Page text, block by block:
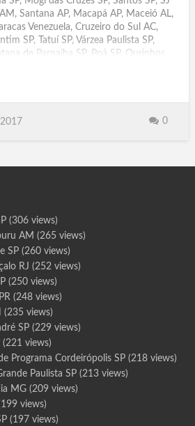
Santana AP, Macapá AP, Maceió AL,
Venezuela, Cruzeiro do Sul AC,
SP, Tatuí SP, Várzea Paulista SP,
de Parnaíba SP, Poá SP, Ourinhos
SP, Leme SP, Assis SP, Rio Claro SP,
Travestis São Paulo SP,
Goiânia GYN GO, Palmas TO,
0
(306 views)
AM (265 views)
SP(260 views)
RJ (252 views)
(250 views)
(248 views)
(235 views)
SP(229 views)
(221 views)
Programa Cordeirópolis SP(218 views)
Paulista SP(213 views)
MG(209 views)
views)
(197 views)